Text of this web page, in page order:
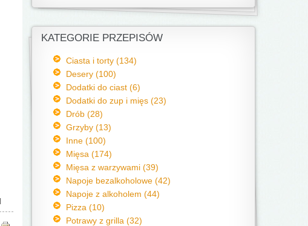
KATEGORIE PRZEPISÓW
Ciasta i torty (134)
Desery (100)
Dodatki do ciast (6)
Dodatki do zup i mięs (23)
Drób (28)
Grzyby (13)
Inne (100)
Mięsa (174)
Mięsa z warzywami (39)
Napoje bezalkoholowe (42)
Napoje z alkoholem (44)
Pizza (10)
Potrawy z grilla (32)